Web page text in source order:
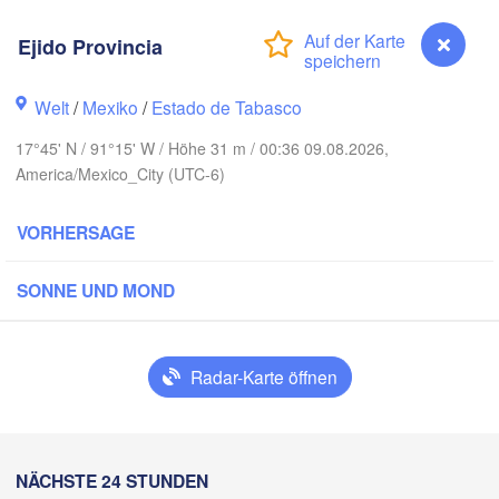
Ejido Provincia
Welt/Mexiko /Estado de Tabasco
17°45' N / 91°15' W / Höhe 31 m / 00:36 09.08.2026,
America/Mexico_City (UTC-6)
VORHERSAGE
SONNE UND MOND
Radar-Karte öffnen
NÄCHSTE 24 STUNDEN
Campeche
Ejido Provincia